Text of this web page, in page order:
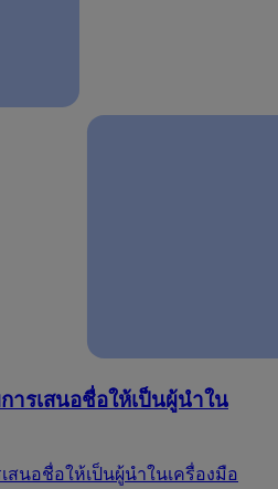
ารเสนอชื่อให้เป็นผู้นำใน
เสนอชื่อให้เป็นผู้นำในเครื่องมือ